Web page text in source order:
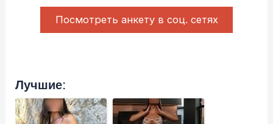
Посмотреть анкету в соц. сетях
Лучшие: